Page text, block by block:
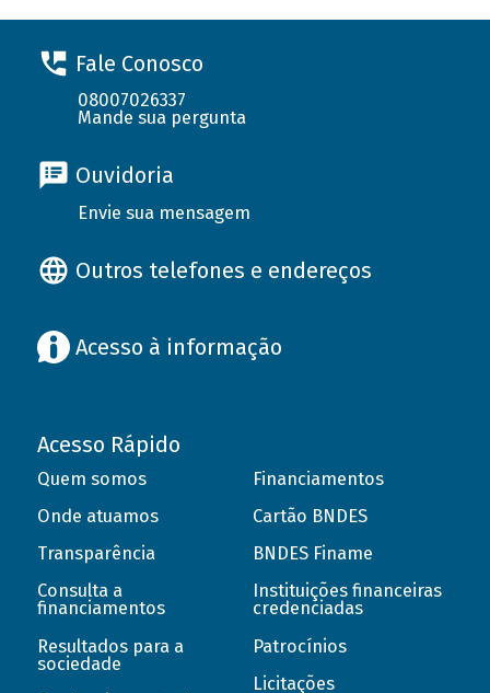
Fale Conosco
08007026337
Mande sua pergunta
Ouvidoria
Envie sua mensagem
Outros telefones e endereços
Acesso à informação
Acesso Rápido
Quem somos
Onde atuamos
Transparência
Consulta a
financiamentos
Resultados para a
sociedade
Financiamentos
Cartão BNDES
BNDES Finame
Instituições financeiras
credenciadas
Patrocínios
Licitações